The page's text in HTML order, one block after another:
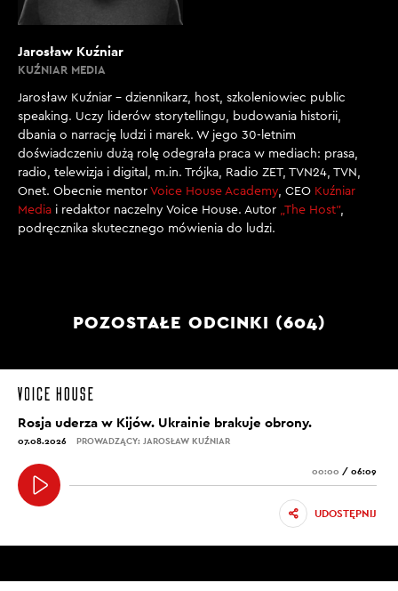
Jarosław Kuźniar
KUŹNIAR MEDIA
Jarosław Kuźniar – dziennikarz, host, szkoleniowiec public
speaking. Uczy liderów storytellingu, budowania historii,
dbania o narrację ludzi i marek. W jego 30-letnim
doświadczeniu dużą rolę odegrała praca w mediach: prasa,
radio, telewizja i digital, m.in. Trójka, Radio ZET, TVN24, TVN,
Onet. Obecnie mentor Voice House Academy, CEO Kuźniar
Media i redaktor naczelny Voice House. Autor „The Host”,
podręcznika skutecznego mówienia do ludzi.
POZOSTAŁE ODCINKI (604)
Rosja uderza w Kijów. Ukrainie brakuje obrony.
07.08.2026 PROWADZĄCY: JAROSŁAW KUŹNIAR
00:00 / 06:09
UDOSTĘPNIJ